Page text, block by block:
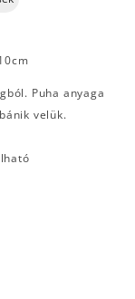
Puha anyaga
velük.